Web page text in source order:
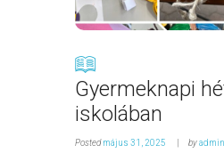
Gyermeknapi
iskolában
Postedmájus 31, 2025 byadmin